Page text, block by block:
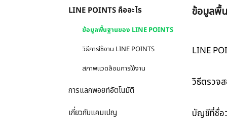
LINE POINTS คืออะไร
ข้อมูลพื้นฐานของ LINE POINTS
วิธีการใช้งาน LINE POINTS
สภาพแวดล้อมการใช้งาน
การแลกพอยท์อัตโนมัติ
เกี่ยวกับแคมเปญ
ข้อมูลพื้
LINE
วิธีตรวจ
บัญชีที่ชื่อ